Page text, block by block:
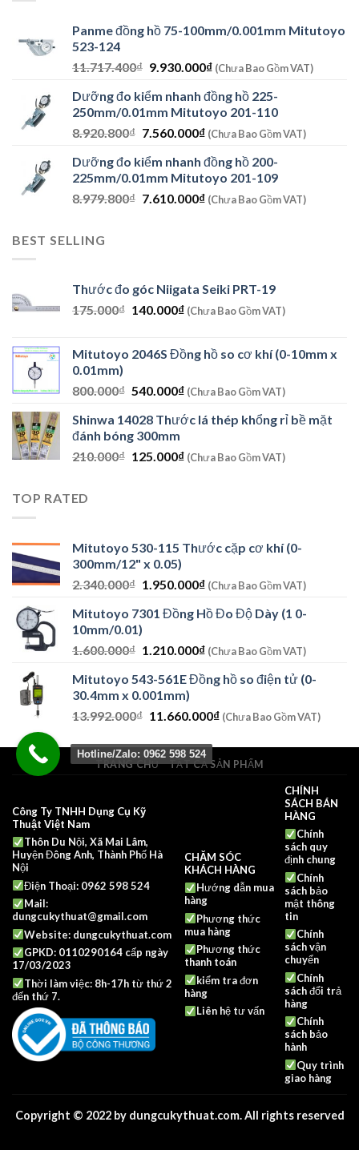
Panme đồng hồ 75-100mm/0.001mm Mitutoyo
523-124
11.717.400₫ Giá
là:
11.717.400₫.
9.930.000₫Giá
tại
là:
9.930.000₫.
(Chưa Bao Gồm VAT)
Dưỡng đo kiểm nhanh đồng hồ 225-
250mm/0.01mm Mitutoyo 201-110
8.920.800₫ Giá
là:
8.920.800₫.
7.560.000₫Giá
tại
là:
7.560.000₫.
(Chưa Bao Gồm VAT)
Dưỡng đo kiểm nhanh đồng hồ 200-
225mm/0.01mm Mitutoyo 201-109
8.979.800₫ Giá
7.610.000₫Giá
(Chưa Bao Gồm VAT)
BEST SELLING
Thước đo góc Niigata Seiki PRT-19
175.000₫ Giá
175.000₫.
140.000₫Giá
là:
(Chưa Bao Gồm VAT)
Mitutoyo 2046S Đồng hồ so cơ khí (0-10mm x
0.01mm)
800.000₫ Giá
là:
800.000₫.
540.000₫Giá
tại
540.000₫.
(Chưa Bao Gồm VAT)
Shinwa 14028 Thước lá thép khổng rỉ bề mặt
đánh bóng 300mm
210.000₫ Giá
125.000₫Giá
(Chưa Bao Gồm VAT)
TOP RATED
Mitutoyo 530-115 Thước cặp cơ khí (0-
300mm/12" x 0.05)
2.340.000₫ Giá
là:
2.340.000₫.
1.950.000₫Giá
tại
1.950.000₫.
(Chưa Bao Gồm VAT)
Mitutoyo 7301 Đồng Hồ Đo Độ Dày (1 0-
10mm/0.01)
1.600.000₫ Giá
là:
1.600.000₫.
1.210.000₫Giá
tại
1.210.000₫.
(Chưa Bao Gồm VAT)
Mitutoyo 543-561E Đồng hồ so điện tử (0-
30.4mm x 0.001mm)
13.992.000₫ Giá
là:
13.992.000₫.
11.660.000₫Giá
tại
là:
(Chưa Bao Gồm VAT)
TRANG CHỦ TẤT CẢ SẢN PHẨM
Công Ty TNHH Dụng Cụ Kỹ
Thuật Việt Nam
Thôn Du Nội, Xã Mai Lâm,
Huyện Đông Anh, Thành Phố Hà
Nội
Điện Thoại: 0962 598 524
Mail:
dungcukythuat@gmail.com
Website: dungcukythuat.com
GPKD: 0110290164 cấp ngày
17/03/2023
Thời làm việc: 8h-17h từ thứ 2
đến thứ 7.
CHĂM SÓC
KHÁCH HÀNG
Hướng dẫn mua
hàng
Phương thức
mua hàng
Phương thức
thanh toán
kiểm tra đơn
hàng
Liên hệ tư vấn
CHÍNH
SÁCH BÁN
HÀNG
Chính
sách quy
định chung
Chính
sách bảo
mật thông
tin
Chính
sách vận
chuyển
Chính
sách đổi trả
hàng
Chính
sách bảo
hành
Quy trình
giao hàng
Copyright © 2022 by dungcukythuat.com. All rights reserved
Hotline/Zalo: 0962 598 524